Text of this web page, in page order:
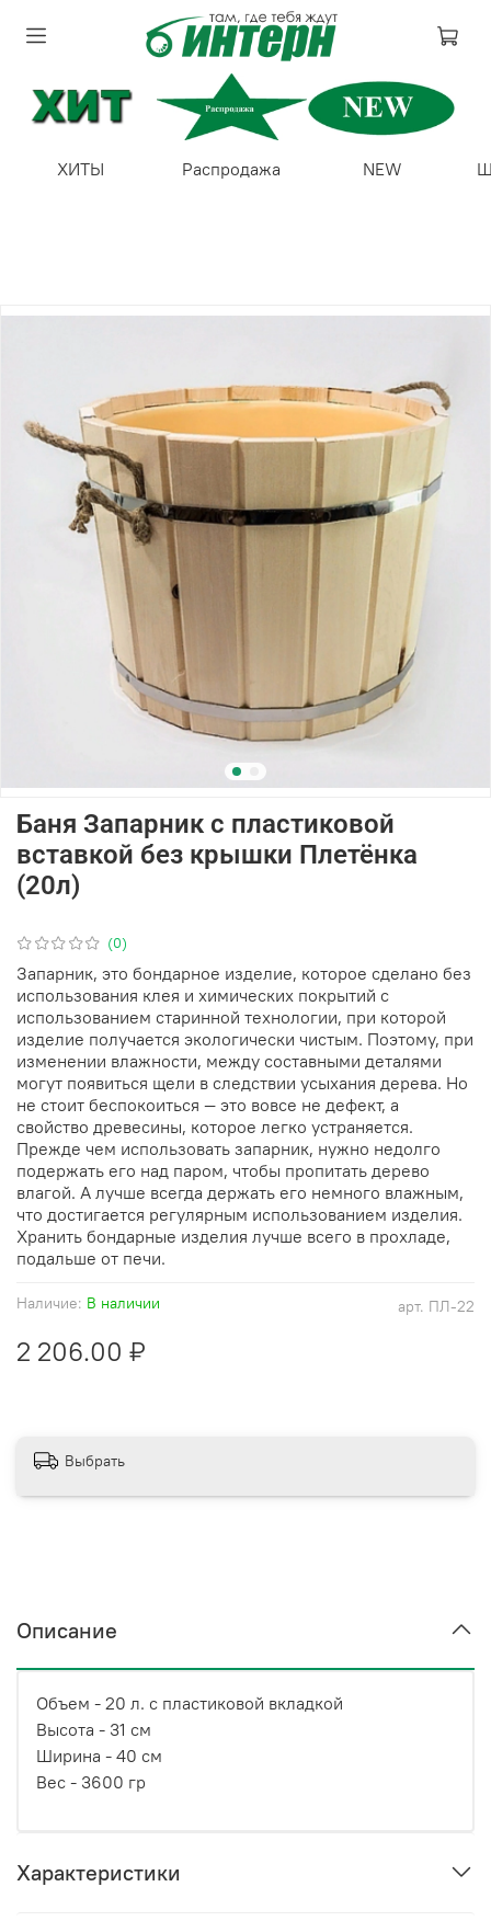
ХИТЫ Распродажа NEW
(0)
арт. ПЛ-22
Наличие: В наличии
Баня Запарник с пластиковой
вставкой без крышки Плетёнка
(20л)
2 206.00 ₽
Запарник, это бондарное изделие, которое сделано без
использования клея и химических покрытий с
использованием старинной технологии, при которой
изделие получается экологически чистым. Поэтому, при
изменении влажности, между составными деталями
могут появиться щели в следствии усыхания дерева. Но
не стоит беспокоиться — это вовсе не дефект, а
свойство древесины, которое легко устраняется.
Прежде чем использовать запарник, нужно недолго
подержать его над паром, чтобы пропитать дерево
влагой. А лучше всегда держать его немного влажным,
что достигается регулярным использованием изделия.
Хранить бондарные изделия лучше всего в прохладе,
подальше от печи.
Выбрать
Описание
Объем - 20 л. с пластиковой вкладкой
Высота - 31 см
Ширина - 40 см
Вес - 3600 гр
Характеристики